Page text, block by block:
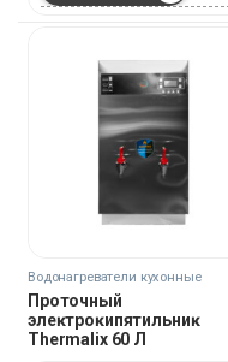
Водонагреватели кухонные
Проточный
элеĸтроĸипятильниĸ
Thermalix 60 Л